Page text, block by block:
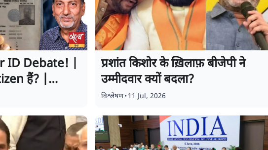
ID Debate! |
हैं? |
प्रशांत किशोर के ख़िलाफ़ बीजेपी ने
उम्मीदवार क्यों बदला?
विश्लेषण• 11 Jul, 2026